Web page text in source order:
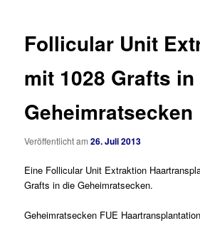
Follicular Unit
mit 1028 Grafts in
Geheimratsecken
Veröffentlicht am26. Juli 2013
Eine Follicular Unit Extraktion
Grafts in die Geheimratsecken.
Geheimratsecken FUE